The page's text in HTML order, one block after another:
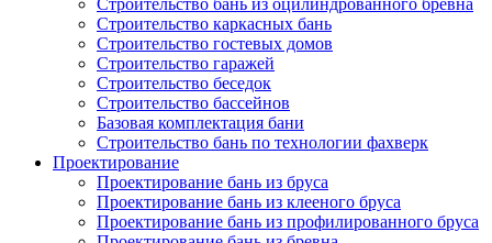
Строительство бань из оцилиндрованного бревна
Строительство каркасных бань
Строительство гостевых домов
Строительство гаражей
Строительство беседок
Строительство бассейнов
Базовая комплектация бани
Строительство бань по технологии фахверк
Проектирование
Проектирование бань из бруса
Проектирование бань из клееного бруса
Проектирование бань из профилированного бруса